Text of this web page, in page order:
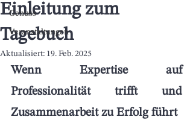
Genuss
Veranstaltungen
Einleitung zum
Tagebuch
Aktualisiert: 19. Feb. 2025
Wenn Expertise auf
Professionalität trifft und
Zusammenarbeit zu Erfolg führt